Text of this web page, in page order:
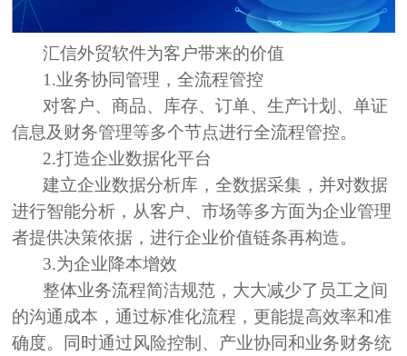
汇信外贸软件为客户带来的价值
1.业务协同管理，全流程管控
对客户、商品、库存、订单、生产计划、单证
信息及财务管理等多个节点进行全流程管控。
2.打造企业数据化平台
建立企业数据分析库，全数据采集，并对数据
进行智能分析，从客户、市场等多方面为企业管理
者提供决策依据，进行企业价值链条再构造。
3.为企业降本增效
整体业务流程简洁规范，大大减少了员工之间
的沟通成本，通过标准化流程，更能提高效率和准
确度。同时通过风险控制、产业协同和业务财务统